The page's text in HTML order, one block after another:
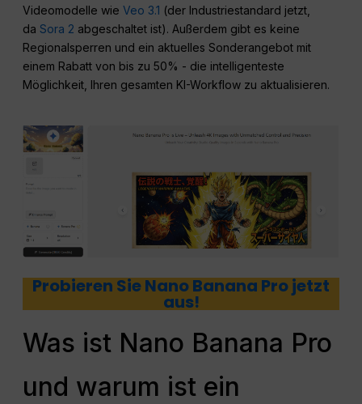
Videomodelle wieVeo 3.1 (der Industriestandard jetzt,
daSora 2 abgeschaltet ist). Außerdem gibt es keine
Regionalsperren und ein aktuelles Sonderangebot mit
einem Rabatt von bis zu 50% - die intelligenteste
Möglichkeit, Ihren gesamten KI-Workflow zu aktualisieren.
Probieren Sie Nano Banana Pro jetzt
aus!
Was ist Nano Banana Pro
und warum ist ein